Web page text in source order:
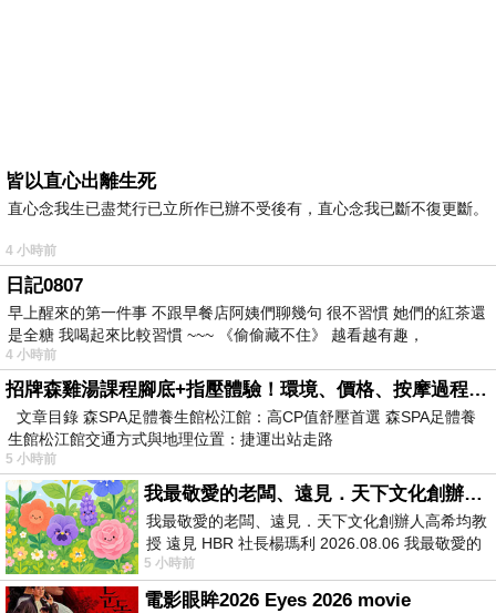
皆以直心出離生死
直心念我生已盡梵行已立所作已辦不受後有，直心念我已斷不復更斷。
4 小時前
日記0807
早上醒來的第一件事 不跟早餐店阿姨們聊幾句 很不習慣 她們的紅茶還
是全糖 我喝起來比較習慣 ~~~ 《偷偷藏不住》 越看越有趣，
4 小時前
招牌森雞湯課程腳底+指壓體驗！環境、價格、按摩過程全紀錄，森SPA足體養生館松江館最新價格表
文章目錄 森SPA足體養生館松江館：高CP值舒壓首選 森SPA足體養
生館松江館交通方式與地理位置：捷運出站走路
5 小時前
我最敬愛的老闆、遠見．天下文化創辦人高希均教授
我最敬愛的老闆、遠見．天下文化創辦人高希均教
授 遠見 HBR 社長楊瑪利 2026.08.06 我最敬愛的
老闆、遠見．天下文化創辦人高希均教
5 小時前
電影眼眸2026 Eyes 2026 movie